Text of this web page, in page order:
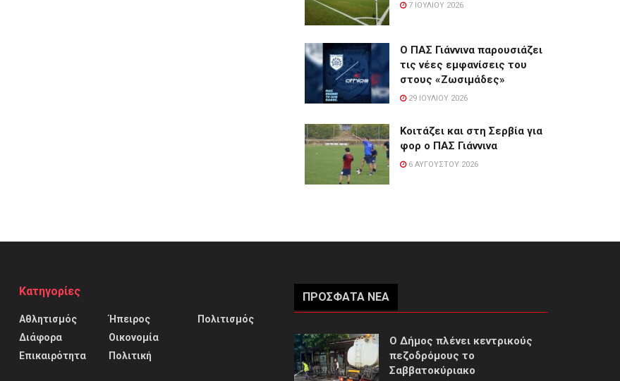
7 ΙΟΥΛΊΟΥ 2026
Ο ΠΑΣ Γιάννινα παρουσιάζει
τις νέες εμφανίσεις του
στους «Ζωσιμάδες»
29 ΙΟΥΛΊΟΥ 2026
Κοιτάζει και στη Σερβία για
φορ ο ΠΑΣ Γιάννινα
6 ΑΥΓΟΎΣΤΟΥ 2026
Κατηγορίες
Αθλητισμός
Διάφορα
Επικαιρότητα
Ήπειρος
Οικονομία
Πολιτική
Πολιτισμός
ΠΡΌΣΦΑΤΑ ΝΈΑ
Ο Δήμος πλένει κεντρικούς
πεζοδρόμους το
Σαββατοκύριακο